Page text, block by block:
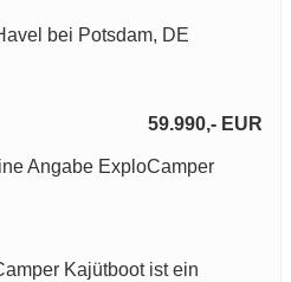
bei Potsdam, DE
59.990,- EUR
Angabe ExploCamper
Kajütboot ist ein